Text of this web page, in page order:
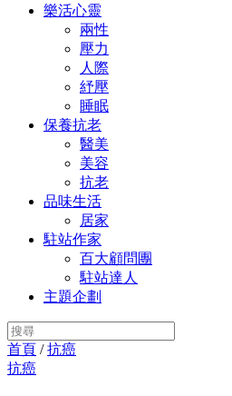
樂活心靈
兩性
壓力
人際
紓壓
睡眠
保養抗老
醫美
美容
抗老
品味生活
居家
駐站作家
百大顧問團
駐站達人
主題企劃
首頁 /抗癌
抗癌